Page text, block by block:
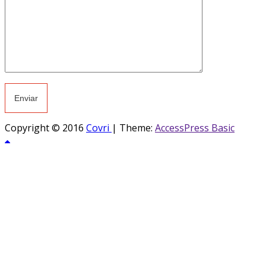
Copyright © 2016 Covri | Theme: AccessPress Basic